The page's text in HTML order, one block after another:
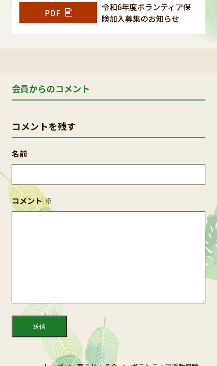
PDF
令和6年度ボランティア保
険加入募集のお知らせ
会員からのコメント
コメントを残す
コメント※
名前